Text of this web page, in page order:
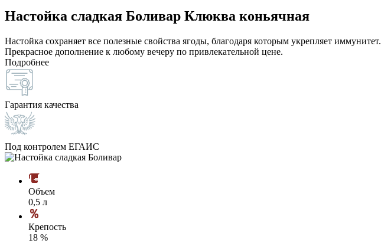
Настойка сладкая Боливар Клюква коньячная
Настойка сохраняет все полезные свойства ягоды, благодаря которым укрепляет иммунитет.
Прекрасное дополнение к любому вечеру по привлекательной цене.
Подробнее
Гарантия качества
Под контролем ЕГАИС
Объем
0,5 л
Крепость
18 %